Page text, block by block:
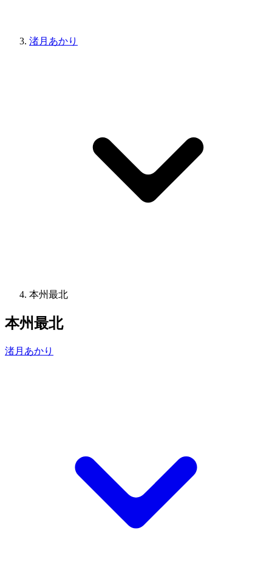
渚月あかり
本州最北
本州最北
渚月あかり